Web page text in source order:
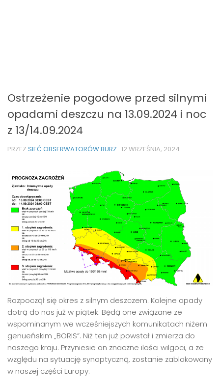
Ostrzeżenie pogodowe przed silnymi
opadami deszczu na 13.09.2024 i noc
z 13/14.09.2024
PRZEZ SIEĆ OBSERWATORÓW BURZ · 12 WRZEŚNIA, 2024
Rozpoczął się okres z silnym deszczem. Kolejne opady
dotrą do nas już w piątek. Będą one związane ze
wspominanym we wcześniejszych komunikatach niżem
genueńskim „BORIS”. Niż ten już powstał i zmierza do
naszego kraju. Przyniesie on znaczne ilości wilgoci, a ze
względu na sytuację synoptyczną, zostanie zablokowany
w naszej części Europy.